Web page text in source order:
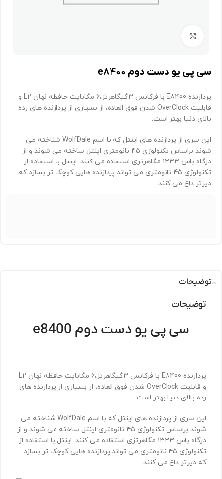
سی پی یو دست دوم e۸۴۰۰
پردازنده E8400 با فرکانس 3گیگاهرتز،6 مگابایت حافظه نهان L2 و
قابلیت OverClock شدن فوق العاده، از بسیاری از پردازنده های رده
بالای دنیا بهتر است.
این سری از پردازنده های اینتل که با اسم WolfDale شناخته می
شوند براساس تکنولوژی 45 نانومتری اینتل ساخته می شوند و از
درگاه باس 1333 مگاهرتزی استفاده می کنند. اینتل با استفاده از
تکنولوژی 45 نانومتری می تواند پردازنده هایی کوچک تر بسازد که
دیرتر داغ می کنند.
توضیحات
توضیحات
سی پی یو دست دوم e8400
پردازنده E8400 با فرکانس 3گیگاهرتز،۶ مگابایت حافظه نهان
L2
و قابلیت OverClock شدن فوق العاده، از بسیاری از پردازنده های
رده بالای دنیا بهتر است.
این سری از پردازنده های اینتل که با اسم WolfDale شناخته می
شوند براساس تکنولوژی ۴۵ نانومتری اینتل ساخته می شوند و از
درگاه باس ۱۳۳۳ مگاهرتزی استفاده می کنند. اینتل با استفاده از
تکنولوژی ۴۵ نانومتری می تواند پردازنده هایی کوچک تر بسازد
که دیرتر داغ می کنند.